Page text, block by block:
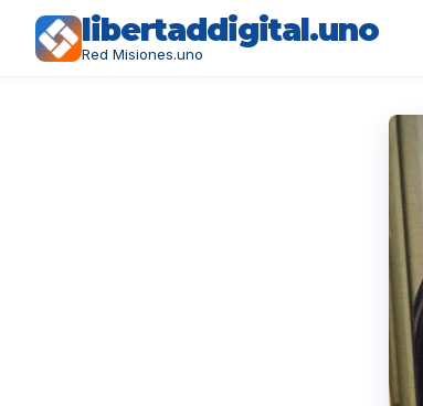
libertaddigital.uno
Red Misiones.uno